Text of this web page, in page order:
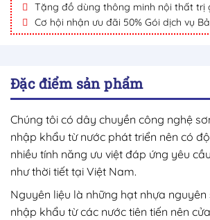
Tặng đồ dùng thông minh nội thất trị
Cơ hội nhận ưu đãi 50% Gói dịch vụ
Đặc điểm sản phẩm
Chúng tôi có dây chuyền công nghệ
nhập khẩu từ nước phát triển nên có
nhiều tính năng ưu việt đáp ứng yêu
như thời tiết tại Việt Nam.
Nguyên liệu là những hạt nhựa nguyên
nhập khẩu từ các nước tiên tiến nên